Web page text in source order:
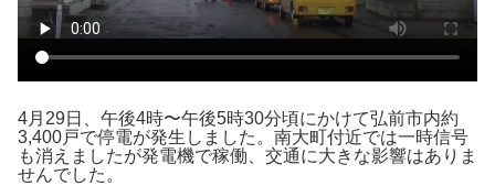
4月29日、午後4時〜午後5時30分頃にかけて弘前市内約
3,400戸で停電が発生しました。南大町付近では一時信号
も消えましたが発電機で稼働、交通に大きな影響はありま
せんでした。